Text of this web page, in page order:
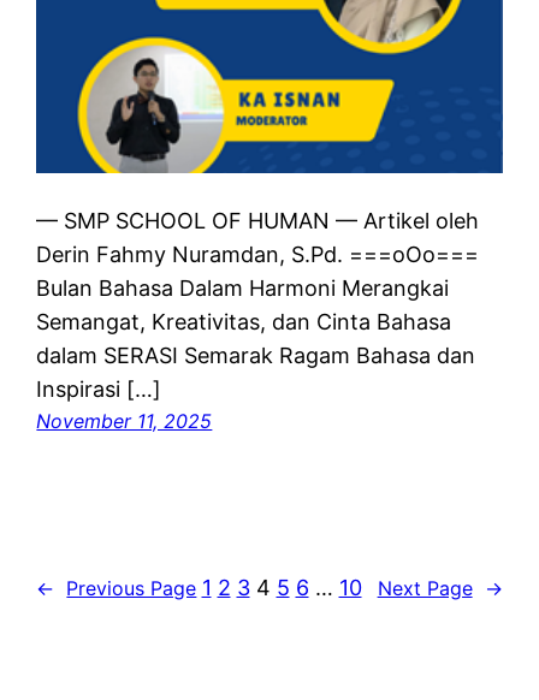
— SMP SCHOOL OF HUMAN — Artikel oleh
Derin Fahmy Nuramdan, S.Pd. ===oOo===
Bulan Bahasa Dalam Harmoni Merangkai
Semangat, Kreativitas, dan Cinta Bahasa
dalam SERASI Semarak Ragam Bahasa dan
Inspirasi […]
November 11, 2025
← Previous Page 1 2 3 4 5 6 … 10 Next Page →